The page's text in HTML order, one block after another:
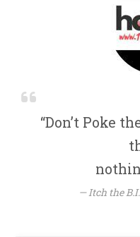
“Don’t Poke
Itch the